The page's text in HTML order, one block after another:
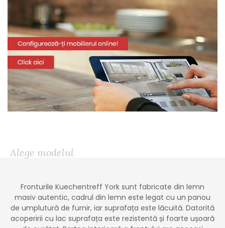
Alege modelul
Fronturile Kuechentreff York sunt fabricate din lemn
masiv autentic, cadrul din lemn este legat cu un panou
de umplutură de furnir, iar suprafața este lăcuită. Datorită
acoperirii cu lac suprafața este rezistentă și foarte ușoară